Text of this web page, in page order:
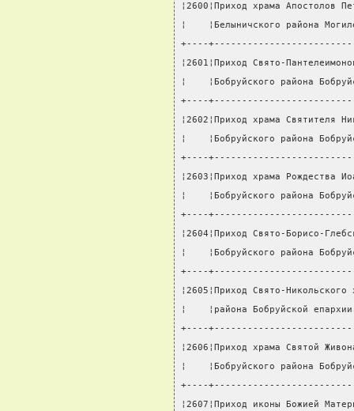
¦2600¦Приход храма
¦    ¦Белыничского района
+----
¦2601¦Приход Свято-
¦    ¦Бобруйского района
+----
¦2602¦Приход храма Святителя
¦    ¦Бобруйского района
+----
¦2603¦Приход храма Рождества
¦    ¦Бобруйского района
+----
¦2604¦Приход Свято-Борисо-
¦    ¦Бобруйского района
+----
¦2605¦Приход Свято-
¦    ¦района Бобруйской
+----
¦2606¦Приход храма Святой
¦    ¦Бобруйского района
+----
¦2607¦Приход иконы Божией